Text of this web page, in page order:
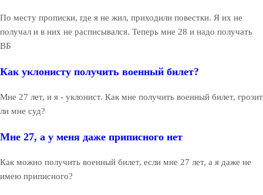
По месту прописки, где я не жил, приходили повестки. Я их не
получал и в них не расписывался. Теперь мне 28 и надо получать
ВБ
Как уклонисту получить военный билет?
Мне 27 лет, и я - уклонист. Как мне получить военный билет, грозит
ли мне суд?
Мне 27, а у меня даже приписного нет
Как можно получить военный билет, если мне 27 лет, а я даже не
имею приписного?